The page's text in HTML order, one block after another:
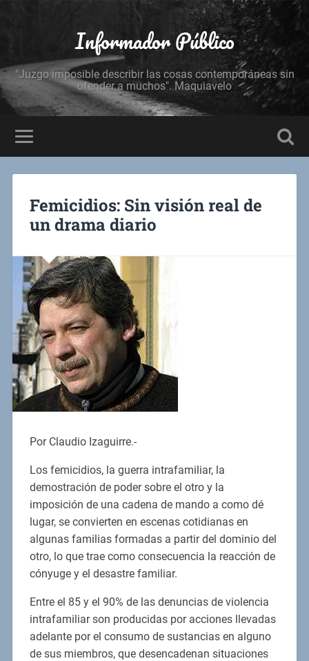
Informador Público
"Juzgo imposible describir las cosas contemporáneas sin
ofender a muchos". Maquiavelo
Femicidios: Sin visión real de
un drama diario
Por Claudio Izaguirre.-
Los femicidios, la guerra intrafamiliar, la
demostración de poder sobre el otro y la
imposición de una cadena de mando a como dé
lugar, se convierten en escenas cotidianas en
algunas familias formadas a partir del dominio del
otro, lo que trae como consecuencia la reacción de
cónyuge y el desastre familiar.
Entre el 85 y el 90% de las denuncias de violencia
intrafamiliar son producidas por acciones llevadas
adelante por el consumo de sustancias en alguno
de sus miembros, que desencadenan situaciones